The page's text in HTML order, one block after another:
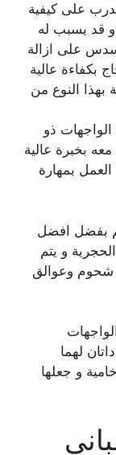
على كيفية
و قد يسبب له
على ازالة
بكفاءة عالية
النوع من
الواجهات ذو
معه بخبرة عالية
بمهارة
بفضل افضل
و يتم
شحوم وعوالق
لهما
و جعلها